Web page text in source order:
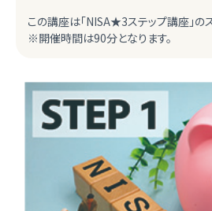
この講座は「NISA★3ステップ講座」の
※開催時間は90分となります。